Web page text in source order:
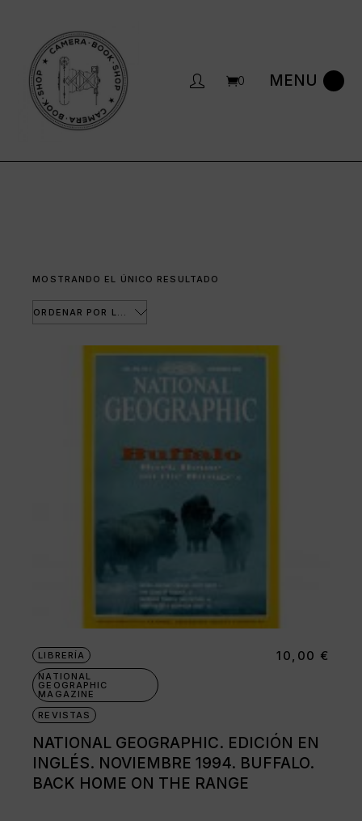
0
MOSTRANDO EL ÚNICO RESULTADO
LIBRERÍA
NATIONAL
GEOGRAPHIC
MAGAZINE
REVISTAS
NATIONAL GEOGRAPHIC. EDICIÓN EN
INGLÉS. NOVIEMBRE 1994. BUFFALO.
BACK HOME ON THE RANGE
10,00 €